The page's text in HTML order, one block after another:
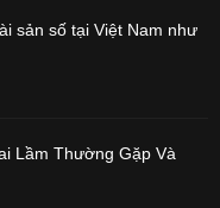
sản số tại Việt Nam như
Lầm Thường Gặp Và